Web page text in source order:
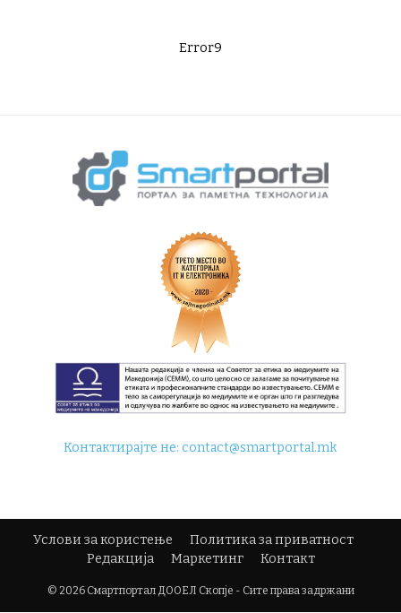
Error9
Контактирајте не:contact@smartportal.mk
Услови за користење
Политика за приватност
Редакција
Маркетинг Контакт
© 2026 Смартпортал ДООЕЛ Скопје - Сите права задржани